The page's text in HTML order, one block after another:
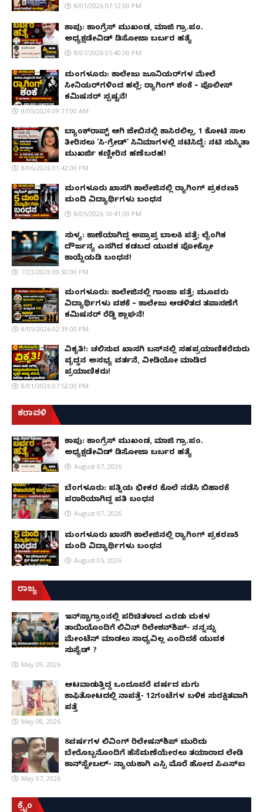
8/01/2026 07:12:00 PM
ಕಾಪು: ಕಾಂಗ್ರೆಸ್ ಮುಖಂಡ, ಮಾಜಿ ಗ್ರಾ.ಪಂ.
ಅಧ್ಯಕ್ಷಡೇವಿಡ್ ಡಿಸೋಜಾ ಬರ್ಬರ ಹತ್ಯೆ
8/07/2026 05:40:00 PM
ಮಂಗಳೂರು: ಕಾಲೇಜು ಜೂನಿಯರ್‌ಗಳ ಮೇಲೆ
ಸೀನಿಯರ್‌ಗಳಿಂದ ಹಲ್ಲೆ; ರ‌್ಯಾಗಿಂಗ್ ಶಂಕೆ – ಪೊಲೀಸ್
ಕಮಿಷನರ್ ಸ್ಪಷ್ಟನೆ!
8/05/2026 09:17:00 AM
ಬ್ಯಾಂಕ್‌ರಾಪ್ಟ್‌ ಆಗಿ ಜೇಬಿನಲ್ಲಿ ಕಾಸಿರಲಿಲ್ಲ, ₹1 ಕೋಟಿ ಸಾಲ
ತೀರಿಸಲು 'ಸಿ-ಗ್ರೇಡ್' ಸಿನಿಮಾಗಳಲ್ಲಿ ನಟಿಸಿದ್ದೆ: ನಟಿ ಸುಸ್ಮಿತಾ
ಮುಖರ್ಜಿ ಕಣ್ಣೀರಿನ ಹಣೆಬರಹ!
8/06/2026 01:42:00 PM
ಮಂಗಳೂರು ಖಾಸಗಿ ಕಾಲೇಜಿನಲ್ಲಿ ರ‌್ಯಾಗಿಂಗ್ ಪ್ರಕರಣ5
ಮಂದಿ ವಿದ್ಯಾರ್ಥಿಗಳು ಬಂಧನ
8/05/2026 10:41:00 PM
ಸುಳ್ಯ: ಕಾಣೆಯಾಗಿದ್ದ ಅಪ್ರಾಪ್ತ ಬಾಲಕಿ ಪತ್ತೆ; ಲೈಂಗಿಕ
ದೌರ್ಜನ್ಯ ಎಸಗಿದ ಕಡಬದ ಯುವಕ ಪೋಕ್ಸೋ
ಕಾಯ್ದೆಯಡಿ ಬಂಧನ!
7/23/2026 09:30:00 PM
ಮಂಗಳೂರು: ಕಾಲೇಜಿನಲ್ಲಿ ಗಾಂಜಾ ಪತ್ತೆ; ಮೂವರು
ವಿದ್ಯಾರ್ಥಿಗಳು ವಶಕ್ಕೆ – ಕಾಲೇಜು ಆಡಳಿತದ ತಪಾಸಣೆಗೆ
ಕಮಿಷನರ್ ರೆಡ್ಡಿ ಶ್ಲಾಘನೆ!
8/05/2026 02:39:00 PM
ವಿಕೃತಿ!: ಚಲಿಸುವ ಖಾಸಗಿ ಬಸ್‌ನಲ್ಲಿ ಸಹಪ್ರಯಾಣಿಕರೆದುರು
ವೃದ್ಧನ ಅಸಭ್ಯ ವರ್ತನೆ, ವೀಡಿಯೋ ಮಾಡಿದ
ಪ್ರಯಾಣಿಕರು!
8/01/2026 07:52:00 PM
ಕರಾವಳಿ
ಕಾಪು: ಕಾಂಗ್ರೆಸ್ ಮುಖಂಡ, ಮಾಜಿ ಗ್ರಾ.ಪಂ.
ಅಧ್ಯಕ್ಷಡೇವಿಡ್ ಡಿಸೋಜಾ ಬರ್ಬರ ಹತ್ಯೆ
August 07, 2026
ಬೆಂಗಳೂರು: ಪತ್ನಿಯ ಭೀಕರ ಕೊಲೆ ನಡೆಸಿ ಬಿಹಾರಕ್ಕೆ
ಪರಾರಿಯಾಗಿದ್ದ ಪತಿ ಬಂಧನ
August 07, 2026
ಮಂಗಳೂರು ಖಾಸಗಿ ಕಾಲೇಜಿನಲ್ಲಿ ರ‌್ಯಾಗಿಂಗ್ ಪ್ರಕರಣ5
ಮಂದಿ ವಿದ್ಯಾರ್ಥಿಗಳು ಬಂಧನ
August 05, 2026
ರಾಜ್ಯ
ಇನ್​ಸ್ಟಾಗ್ರಾಂನಲ್ಲಿ ಪರಿಚಿತಳಾದ ಎರಡು ಮಕ್ಕಳ
ತಾಯಿಯೊಂದಿಗೆ ಲಿವಿನ್ ರಿಲೇಶನ್​ಶಿಪ್- ನನ್ನನ್ನು
ಮೇಂಟೆನ್ ಮಾಡಲು ಸಾಧ್ಯವಿಲ್ಲ ಎಂದಿದಕ್ಕೆ ಯುವಕ
ಸುಸೈಡ್ ?
May 09, 2026
ಆಟವಾಡುತ್ತಿದ್ದ ಒಂದೂವರೆ ವರ್ಷದ ಮಗು
ಕಾಫಿತೋಟದಲ್ಲಿ ನಾಪತ್ತೆ- 12ಗಂಟೆಗಳ ಬಳಿಕ ಸುರಕ್ಷಿತವಾಗಿ
ಪತ್ತೆ
May 08, 2026
8ವರ್ಷಗಳ ಲಿವಿಂಗ್‌ ರಿಲೇಷನ್‌ಶಿಪ್ ಮುರಿದು
ಬೇರೊಬ್ಬನೊಂದಿಗೆ ಹೆಸೆಮಣೆಯೇರಲು ತಯಾರಾದ ಲೇಡಿ
ಕಾನ್‌ಸ್ಟೇಬಲ್- ನ್ಯಾಯಕ್ಕಾಗಿ ಎಸ್ಪಿ ಮೊರೆ ಹೋದ ಪಿಎಸ್ಐ
May 07, 2026
ಕ್ರೈಂ